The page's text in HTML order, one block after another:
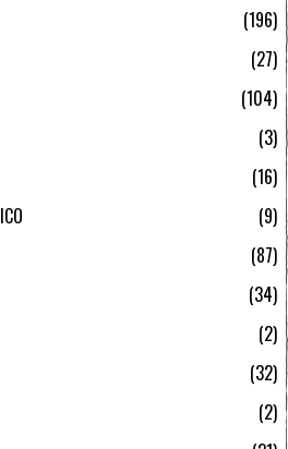
196
27
104
3
16
9
87
34
2
32
2